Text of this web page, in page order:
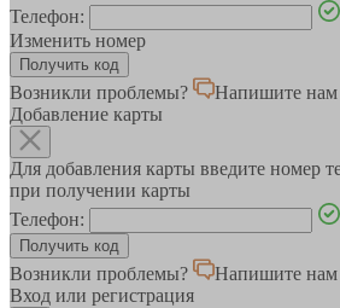
Телефон:
Изменить номер
Возникли проблемы?
Напишите нам
Добавление карты
Для добавления карты введите номер
при получении карты
Телефон:
Возникли проблемы?
Напишите нам
Вход или регистрация